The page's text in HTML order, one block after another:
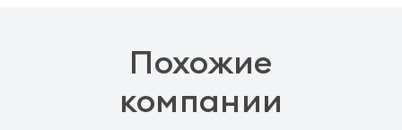
Похожие
компании